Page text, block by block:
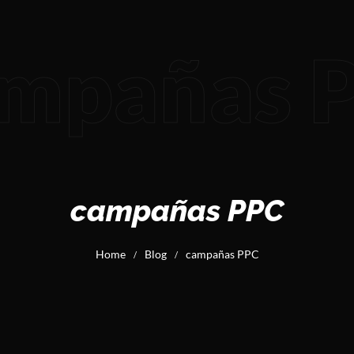
campañas PPC
Home / Blog / campañas PPC